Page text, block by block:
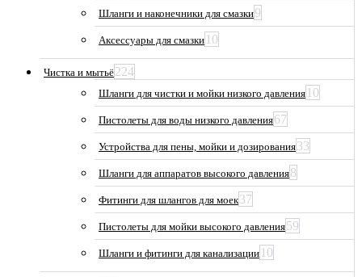
Шланги и наконечники для смазки9
Аксессуары для смазки 10
Чистка и мытьё224
Шланги для чистки и мойки низкого давления 10
Пистолеты для воды низкого давления67
Устройства для пены, мойки и дозирования33
Шланги для аппаратов высокого давления8
Фитинги для шлангов для моек37
Пистолеты для мойки высокого давления59
Шланги и фитинги для канализации 10